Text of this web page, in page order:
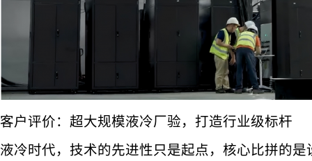
客户评价：超大规模液冷厂验，打造行业级标杆
液冷时代，技术的先进性只是起点，核心比拼的